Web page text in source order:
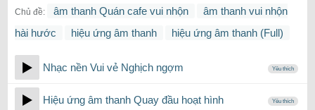
Chủ đề: âm thanh Quán cafe vui nhộn
âm thanh vui nhộn
hài hước
hiệu ứng âm thanh hiệu ứng âm thanh (Full)
Nhạc nền Vui vẻ Nghịch ngợm Yêu thích
Hiệu ứng âm thanh Quay đầu hoạt hình Yêu thích